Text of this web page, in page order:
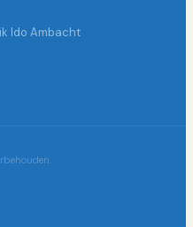
Ido Ambacht